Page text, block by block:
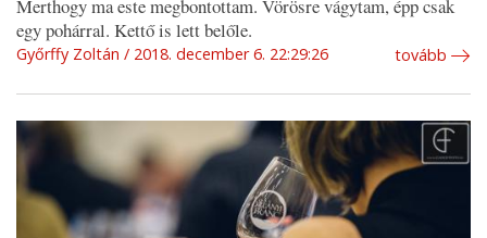
Merthogy ma este megbontottam. Vörösre vágytam, épp csak
egy pohárral. Kettő is lett belőle.
Győrffy Zoltán 2018. december 6. 22:29:26 tovább